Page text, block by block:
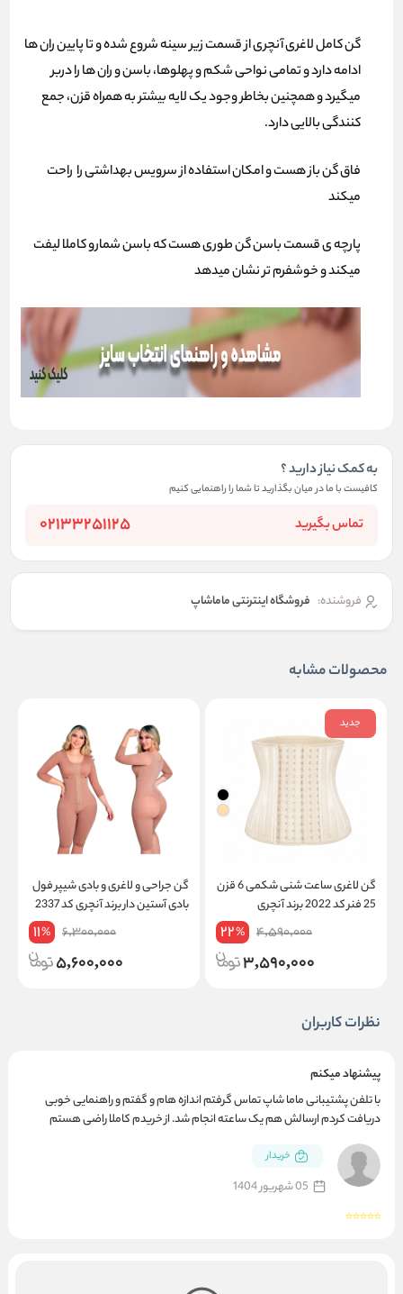
گن کامل لاغری آنچری از قسمت زیر سینه شروع شده و تا پایین ران ها
ادامه دارد و تمامی نواحی شکم و پهلوها، باسن و ران ها را دربر
میگیرد و همچنین بخاطر وجود یک لایه بیشتر به همراه قزن، جمع
کنندگی بالایی دارد.
فاق گن باز هست و امکان استفاده از سرویس بهداشتی را راحت
میکند
پارچه ی قسمت باسن گن طوری هست که باسن شمارو کاملا لیفت
میکند و خوشفرم تر نشان میدهد
به کمک نیاز دارید ؟
کافیست با ما در میان بگذارید تا شما را راهنمایی کنیم
تماس بگیرید 02133251125
فروشنده: فروشگاه اینترنتی ماماشاپ
محصولات مشابه
جدید
گن لاغری ساعت شنی شکمی 6 قزن
25 فنر کد 2022 برند آنچری
4,590,000
22%
3,590,000
گن جراحی و لاغری و بادی شیپر فول
بادی آستین دار برند آنچری کد 2337
6,300,000
11%
5,600,000
نظرات کاربران
پیشنهاد میکنم
با تلفن پشتیبانی ماما شاپ تماس گرفتم اندازه هام و گفتم و راهنمایی خوبی
دریافت کردم ارسالش هم یک ساعته انجام شد. از خریدم کاملا راضی هستم
خریدار
05 شهریور 1404